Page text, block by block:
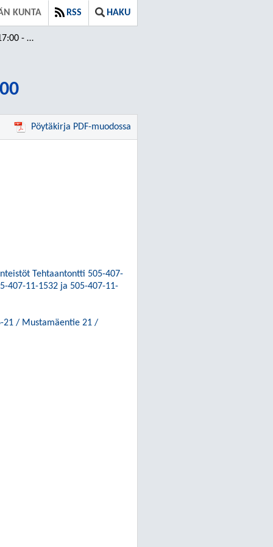
KUNTA RSS HAKU
19:00
Pöytäkirja PDF-muodossa
Tehtaantontti 505-407-
407-11-1532 ja 505-407-11-
21 / Mustamäentie 21 /